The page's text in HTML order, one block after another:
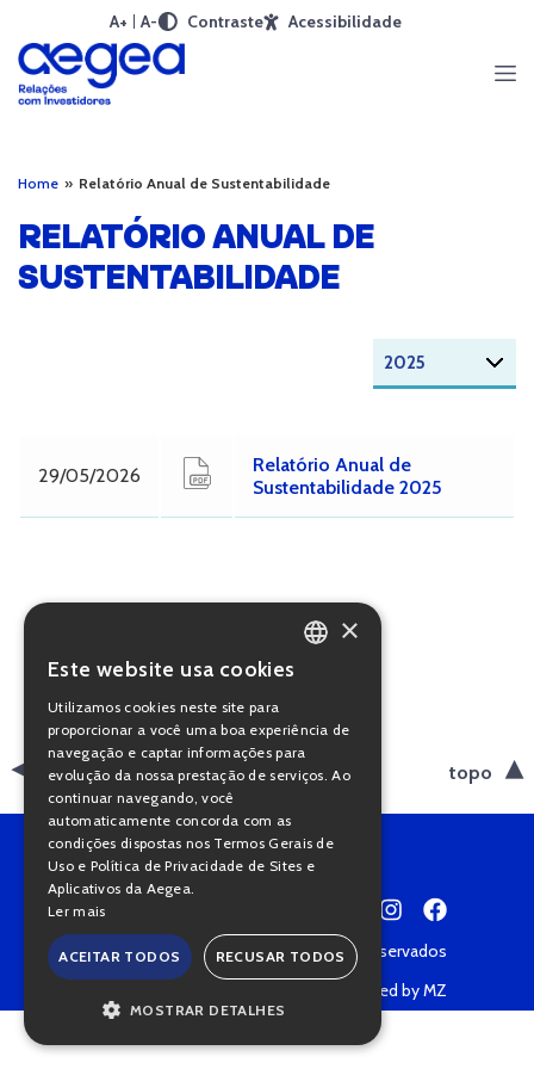
A+ A- Contraste Acessibilidade
Home » Relatório Anual de Sustentabilidade
RELATÓRIO ANUAL DE
SUSTENTABILIDADE
29/05/2026
Relatório Anual de
Sustentabilidade 2025
voltar topo
Copyright © 2022 • Todos os direitos reservados
Powered by MZ
PORTUGUESE
×
Este website usa cookies
Utilizamos cookies neste site para
proporcionar a você uma boa experiência de
navegação e captar informações para
evolução da nossa prestação de serviços. Ao
continuar navegando, você
automaticamente concorda com as
condições dispostas nos Termos Gerais de
Uso e Política de Privacidade de Sites e
Aplicativos da Aegea.
Ler mais
ACEITAR TODOS RECUSAR TODOS
MOSTRAR DETALHES